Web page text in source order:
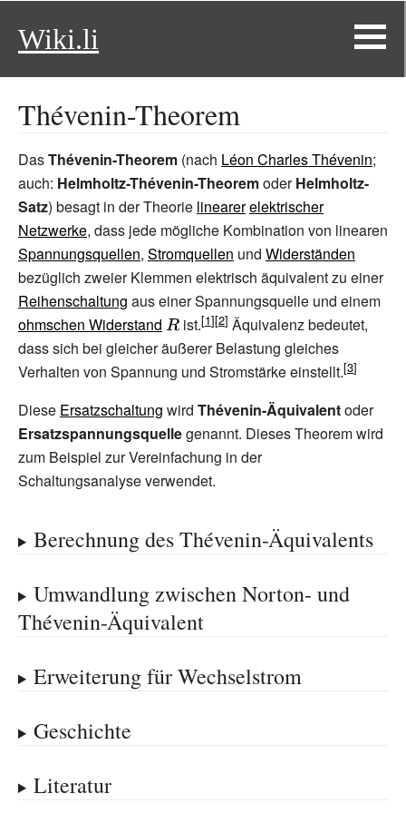
Wiki.li
Thévenin-Theorem
DasThévenin-Theorem (nach Léon Charles Thévenin;
auch: Helmholtz-Thévenin-TheoremoderHelmholtz-
Satz) besagt in der Theorie linearerelektrischer
Netzwerke, dass jede mögliche Kombination von linearen
Spannungsquellen, Stromquellen und Widerständen
bezüglich zweier Klemmen elektrisch äquivalent zu einer
Reihenschaltung aus einer Spannungsquelle und einem
ohmschen Widerstand {\displaystyle
R}
ist.
Äquivalenz bedeutet,
dass sich bei gleicher äußerer Belastung gleiches
Verhalten von Spannung und Stromstärke einstellt.
Diese Ersatzschaltung wird Thévenin-Äquivalentoder
Ersatzspannungsquellegenannt. Dieses Theorem wird
zum Beispiel zur Vereinfachung in der
Schaltungsanalyse verwendet.
Berechnung des Thévenin-Äquivalents
Umwandlung zwischen Norton- und
Thévenin-Äquivalent
Erweiterung für Wechselstrom
Geschichte
Literatur